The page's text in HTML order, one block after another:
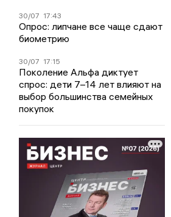
30/07 17:43
Опрос: липчане все чаще сдают
биометрию
30/07 17:15
Поколение Альфа диктует
спрос: дети 7–14 лет влияют на
выбор большинства семейных
покупок